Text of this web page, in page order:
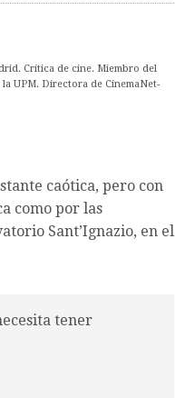
Crítica de cine. Miembro del
UPM. Directora de CinemaNet-
caótica, pero con
como por las
Sant’Ignazio, en el
tener